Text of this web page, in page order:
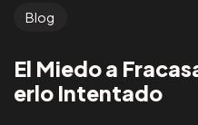
Blog
El Miedo a
erlo Intentado